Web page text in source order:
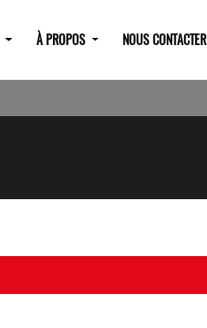
À PROPOS NOUS CONTACTER